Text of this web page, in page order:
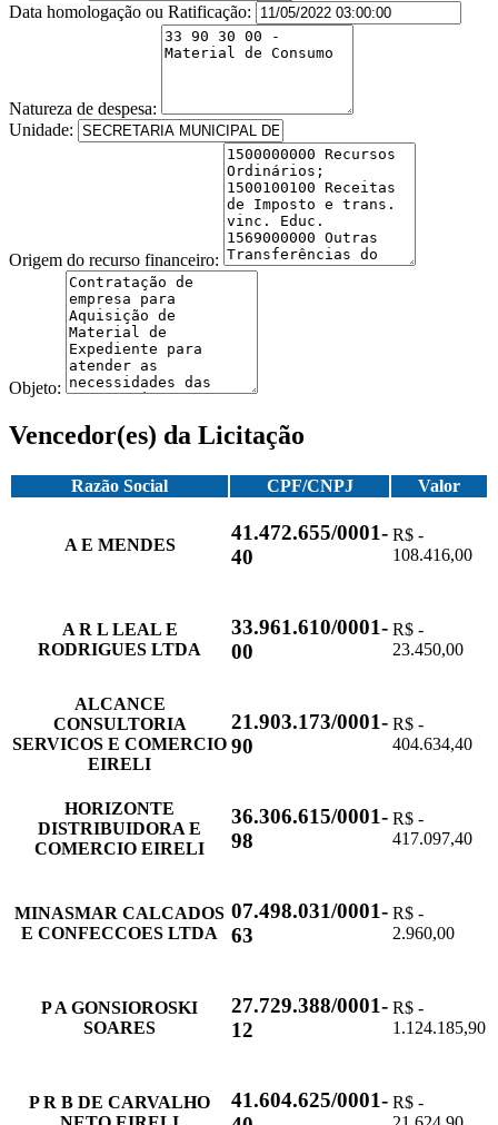
Data homologação ou Ratificação:
Natureza de despesa:
Unidade:
Origem do recurso financeiro:
Objeto:
Vencedor(es) da Licitação
Razão Social CPF/CNPJ Valor
A E MENDES
41.472.655/0001-
40
R$ -
108.416,00
A R L LEAL E
RODRIGUES LTDA
33.961.610/0001-
00
R$ -
23.450,00
ALCANCE
CONSULTORIA
SERVICOS E COMERCIO
EIRELI
21.903.173/0001-
90
R$ -
404.634,40
HORIZONTE
DISTRIBUIDORA E
COMERCIO EIRELI
36.306.615/0001-
98
R$ -
417.097,40
MINASMAR CALCADOS
E CONFECCOES LTDA
07.498.031/0001-
63
R$ -
2.960,00
P A GONSIOROSKI
SOARES
27.729.388/0001-
12
R$ -
1.124.185,90
P R B DE CARVALHO
41.604.625/0001- R$ -